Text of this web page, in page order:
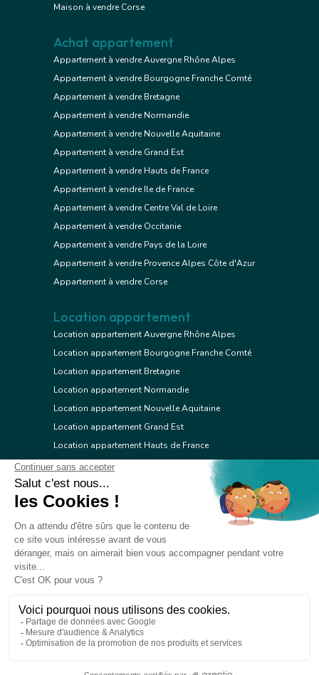
© 2026 Réseau immobilier l'Adresse
Maison à vendre Corse
Achat appartement
Appartement à vendre Auvergne Rhône Alpes
Appartement à vendre Bourgogne Franche Comté
Appartement à vendre Bretagne
Appartement à vendre Normandie
Appartement à vendre Nouvelle Aquitaine
Appartement à vendre Grand Est
Appartement à vendre Hauts de France
Appartement à vendre Ile de France
Appartement à vendre Centre Val de Loire
Appartement à vendre Occitanie
Appartement à vendre Pays de la Loire
Appartement à vendre Provence Alpes Côte d'Azur
Appartement à vendre Corse
Location appartement
Location appartement Auvergne Rhône Alpes
Location appartement Bourgogne Franche Comté
Location appartement Bretagne
Location appartement Normandie
Location appartement Nouvelle Aquitaine
Location appartement Grand Est
Location appartement Hauts de France
Location appartement Ile de France
Location appartement Centre Val de Loire
Location appartement Occitanie
Location appartement Provence Alpes Côte d'Azur
Location appartement Corse